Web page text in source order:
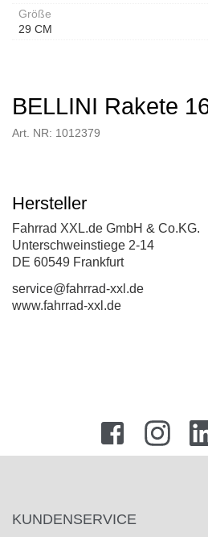
Größe
29 CM
BELLINI Rakete
Art. NR: 1012379
Hersteller
Fahrrad XXL.de GmbH & Co.KG.
Unterschweinstiege 2-14
DE 60549 Frankfurt
service@fahrrad-xxl.de
www.fahrrad-xxl.de
KUNDENSERVICE